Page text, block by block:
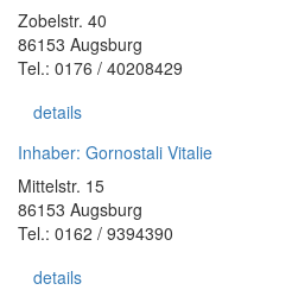
Zobelstr. 40
86153 Augsburg
Tel.: 0176 / 40208429
details
Inhaber: Gornostali Vitalie
Mittelstr. 15
86153 Augsburg
Tel.: 0162 / 9394390
details